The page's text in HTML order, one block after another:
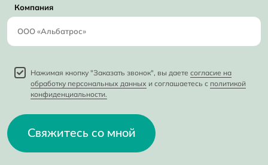
Компания
Нажимая кнопку "Заказать звонок", вы даете согласие на
обработку персональных данных и соглашаетесь с политикой
конфиденциальности.
Свяжитесь со мной